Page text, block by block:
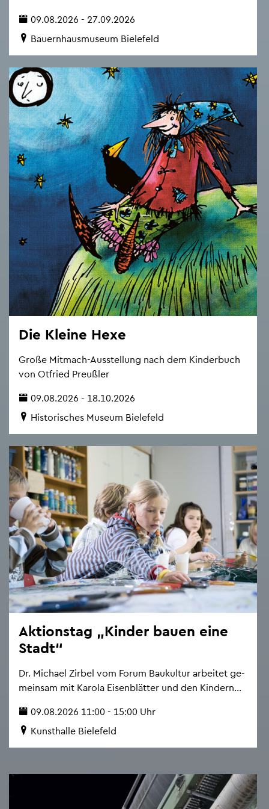
09.08.2026 - 27.09.2026
Bau­ern­haus­mu­se­um Bie­le­feld
Die Klei­ne Hexe
Große Mit­mach-Aus­stel­lung nach dem Kin­der­buch
von Ot­fried Preu­ß­ler
09.08.2026 - 18.10.2026
His­to­ri­sches Mu­se­um Bie­le­feld
Ak­ti­ons­tag „Kin­der bauen eine
Stadt“
Dr. Mi­cha­el Zir­bel vom Forum Bau­kul­tur ar­bei­tet ge­
mein­sam mit Ka­ro­la Ei­sen­blät­ter und den Kin­dern...
09.08.2026 11:00 - 15:00 Uhr
Kunst­hal­le Bie­le­feld